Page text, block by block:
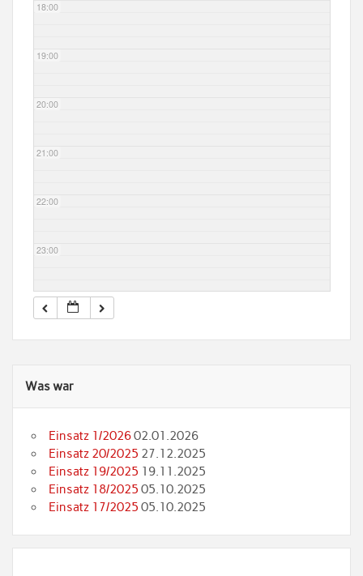
18:00
19:00
20:00
21:00
22:00
23:00
Was war
Einsatz 1/202602.01.2026
Einsatz 20/2025 27.12.2025
Einsatz 19/2025 19.11.2025
Einsatz 18/2025 05.10.2025
Einsatz 17/2025 05.10.2025